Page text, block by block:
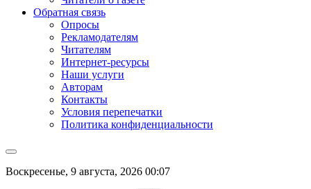
Обратная связь
Опросы
Рекламодателям
Читателям
Интернет-ресурсы
Наши услуги
Авторам
Контакты
Условия перепечатки
Политика конфиденциальности
Воскресенье, 9 августа, 2026 00:07